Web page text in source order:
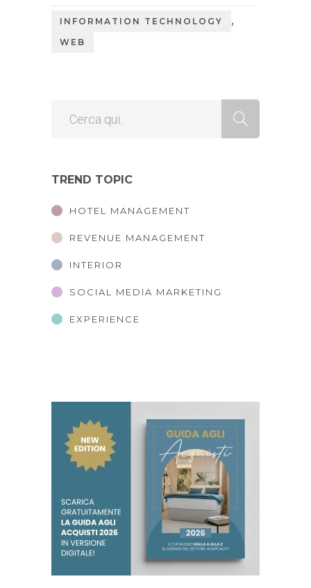
INFORMATION TECHNOLOGY ,
WEB
TREND TOPIC
HOTEL MANAGEMENT
REVENUE MANAGEMENT
INTERIOR
SOCIAL MEDIA MARKETING
EXPERIENCE